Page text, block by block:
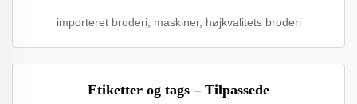
importeret broderi, maskiner, højkvalitets broderi
Etiketter og tags – Tilpassede